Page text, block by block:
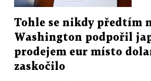
Tohle se nikdy předtím
Washington podpořil
prodejem eur místo
zaskočilo